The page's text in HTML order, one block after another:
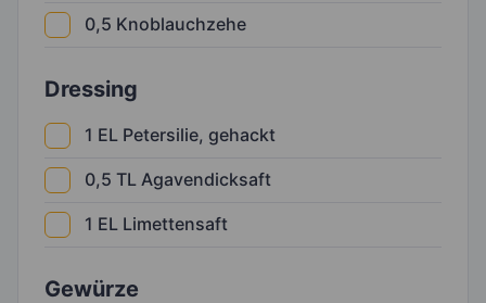
0,5 Knoblauchzehe
Dressing
1 EL Petersilie, gehackt
0,5 TL Agavendicksaft
1 EL Limettensaft
Gewürze